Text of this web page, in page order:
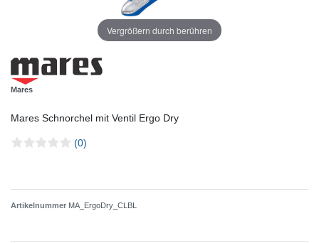
Vergrößern durch berühren
Mares
Mares Schnorchel mit Ventil Ergo Dry
(0)
Artikelnummer MA_ErgoDry_CLBL